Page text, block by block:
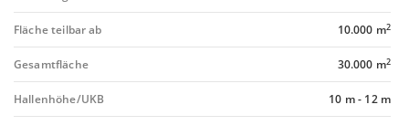
Fläche teilbar ab 10.000 m2
Gesamtfläche 30.000 m2
Hallenhöhe/UKB 10 m- 12 m